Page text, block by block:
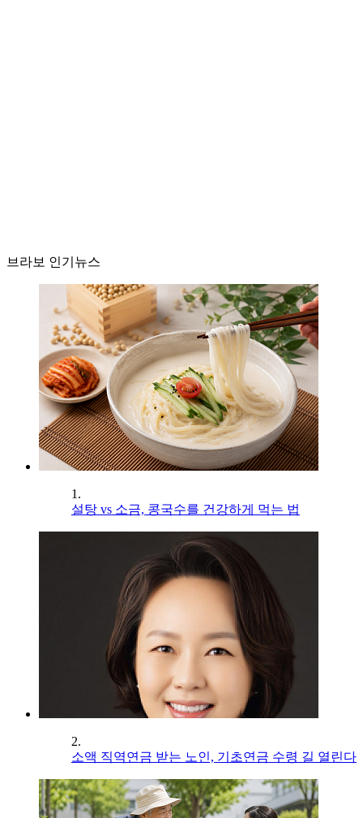
브라보 인기뉴스
1.
설탕 vs 소금, 콩국수를 건강하게 먹는 법
2.
소액 직역연금 받는 노인, 기초연금 수령 길 열린다